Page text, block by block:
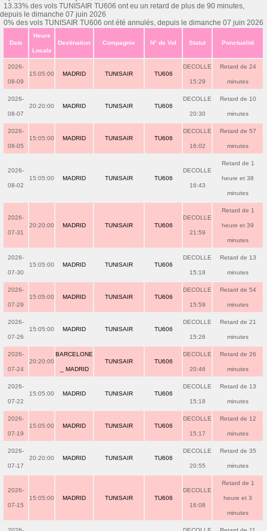
13.33% des vols TUNISAIR TU606 ont eu un retard de plus de 90 minutes,
depuis le dimanche 07 juin 2026
0% des vols TUNISAIR TU606 ont été annulés, depuis le dimanche 07 juin 2026
Date
Heure
Locale
Destination Compagnie N° de Vol Statut Ponctualité
2026-
08-09
15:05:00 MADRID TUNISAIR TU606
DECOLLE
15:29
Retard de 24
minutes
2026-
08-07
20:20:00 MADRID TUNISAIR TU606
DECOLLE
20:30
Retard de 10
minutes
2026-
08-05
15:05:00 MADRID TUNISAIR TU606
DECOLLE
16:02
Retard de 57
minutes
2026-
08-02
15:05:00 MADRID TUNISAIR TU606
DECOLLE
16:43
Retard de 1
heure et 38
minutes
2026-
07-31
20:20:00 MADRID TUNISAIR TU606
DECOLLE
21:59
Retard de 1
heure et 39
minutes
2026-
07-30
15:05:00 MADRID TUNISAIR TU606
DECOLLE
15:18
Retard de 13
minutes
2026-
07-29
15:05:00 MADRID TUNISAIR TU606
DECOLLE
15:59
Retard de 54
minutes
2026-
07-26
15:05:00 MADRID TUNISAIR TU606
DECOLLE
15:26
Retard de 21
minutes
2026-
07-24
20:20:00
BARCELONE
_ MADRID
TUNISAIR TU606
DECOLLE
20:46
Retard de 26
minutes
2026-
07-22
15:05:00 MADRID TUNISAIR TU606
DECOLLE
15:18
Retard de 13
minutes
2026-
07-19
15:05:00 MADRID TUNISAIR TU606
DECOLLE
15:17
Retard de 12
minutes
2026-
07-17
20:20:00 MADRID TUNISAIR TU606
DECOLLE
20:55
Retard de 35
minutes
2026-
07-15
15:05:00 MADRID TUNISAIR TU606
DECOLLE
16:08
Retard de 1
heure et 3
minutes